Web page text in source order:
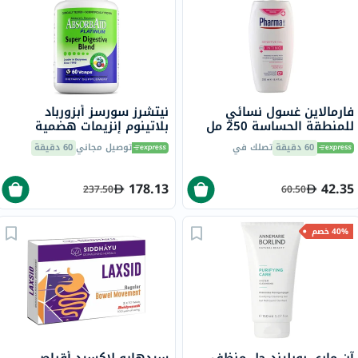
فارمالاين غسول نسائي
للمنطقة الحساسة 250 مل
60 دقيقة تصلك في
42.35
60.50
نيتشرز سورسز أبزورباد
بلاتينوم إنزيمات هضمية
ونباتات بروبيوتيك لدعم
الهضم، 60 كبسولة نباتيةتوصيل مجاني60 دقيقة
178.13
237.50
40% خصم